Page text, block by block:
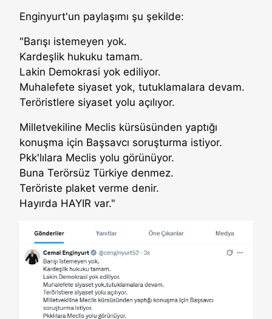
Enginyurt'un paylaşımı şu şekilde:
"Barışı istemeyen yok.
Kardeşlik hukuku tamam.
Lakin Demokrasi yok ediliyor.
Muhalefete siyaset yok, tutuklamalara devam.
Teröristlere siyaset yolu açılıyor.
Milletvekiline Meclis kürsüsünden yaptığı
konuşma için Başsavcı soruşturma istiyor.
Pkk'lılara Meclis yolu görünüyor.
Buna Terörsüz Türkiye denmez.
Teröriste plaket verme denir.
Hayırda HAYIR var."